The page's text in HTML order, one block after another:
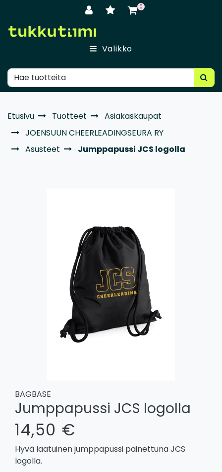
0
Valikko
Etusivu Tuotteet
Asiakaskaupat
JOENSUUN CHEERLEADINGSEURA RY
Asusteet
Jumppapussi JCS logolla
BAGBASE
Jumppapussi JCS logolla
14,50 €
Hyvä laatuinen jumppapussi painettuna JCS
logolla.